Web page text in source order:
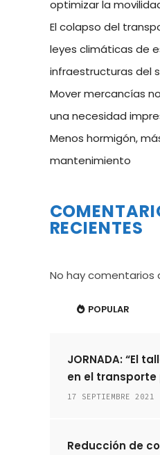
optimizar la
El colapso del
leyes climáticas de
infraestructuras del
Mover mercancías
una necesidad
Menos hormigón,
mantenimiento
RECIENTES
No hay comentarios
POPULAR
JORNADA: “El
en el
17 SEPTIEMBRE 2021
Reducción de